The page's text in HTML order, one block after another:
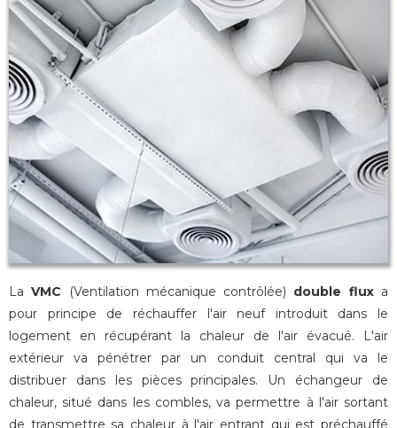
LaVMC (Ventilation mécanique contrôlée) double fluxa
pour principe de réchauffer l'air neuf introduit dans le
logement en récupérant la chaleur de l'air évacué. L'air
extérieur va pénétrer par un conduit central qui va le
distribuer dans les pièces principales. Un échangeur de
chaleur, situé dans les combles, va permettre à l'air sortant
de transmettre sa chaleur à l'air entrant qui est préchauffé